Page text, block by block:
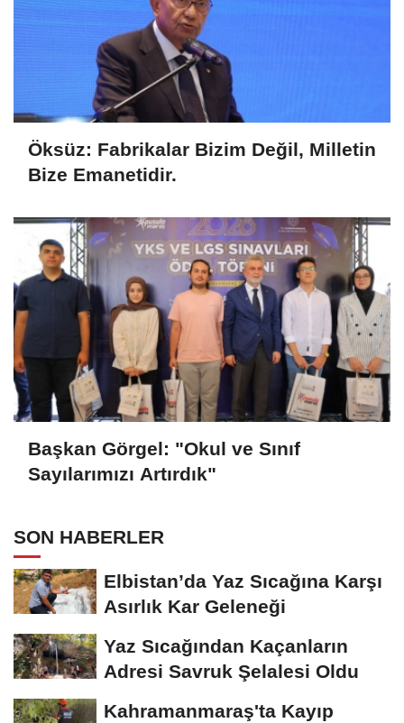
Öksüz: Fabrikalar Bizim Değil, Milletin
Bize Emanetidir.
Başkan Görgel: "Okul ve Sınıf
Sayılarımızı Artırdık"
SON HABERLER
Elbistan’da Yaz Sıcağına Karşı
Asırlık Kar Geleneği
Yaz Sıcağından Kaçanların
Adresi Savruk Şelalesi Oldu
Kahramanmaraş'ta Kayıp